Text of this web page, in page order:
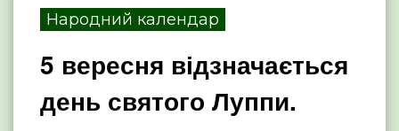
Народний календар
5 вересня відзначається
день святого Луппи.